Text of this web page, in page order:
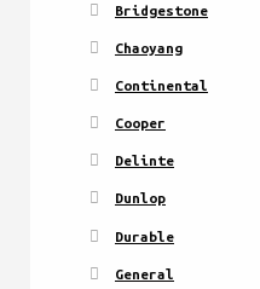
Bridgestone
Chaoyang
Continental
Cooper
Delinte
Dunlop
Durable
General